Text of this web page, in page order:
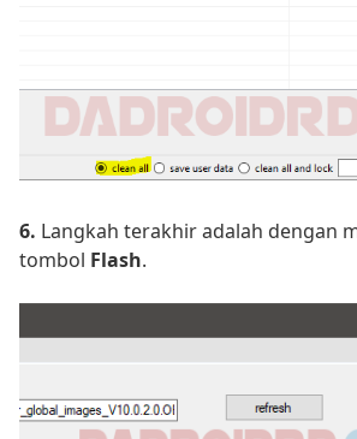
6. Langkah terakhir adalah dengan
tombol Flash.